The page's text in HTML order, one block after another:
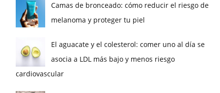
Camas de bronceado: cómo reducir el riesgo de
melanoma y proteger tu piel
El aguacate y el colesterol: comer uno al día se
asocia a LDL más bajo y menos riesgo
cardiovascular